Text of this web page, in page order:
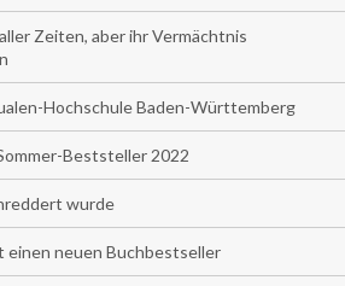
Zeiten, aber ihr Vermächtnis
Hochschule Baden-Württemberg
Beststeller 2022
wurde
neuen Buchbestseller